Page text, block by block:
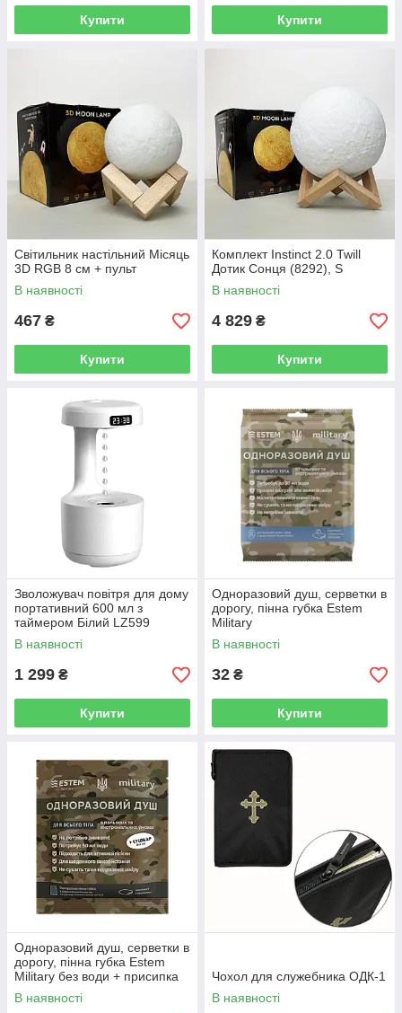
Купити Купити
Світильник настільний Місяць
3D RGB 8 см + пульт
В наявності
467 ₴
Купити
Комплект Instinct 2.0 Twill
Дотик Сонця (8292), S
В наявності
4 829 ₴
Купити
Зволожувач повітря для дому
портативний 600 мл з
таймером Білий LZ599
В наявності
1 299 ₴
Купити
Одноразовий душ, серветки в
дорогу, пінна губка Estem
Military
В наявності
32 ₴
Купити
Одноразовий душ, серветки в
дорогу, пінна губка Estem
Military без води + присипка
Сушкар
В наявності
Чохол для служебника ОДК-1
В наявності